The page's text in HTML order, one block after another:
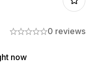
0 reviews
now